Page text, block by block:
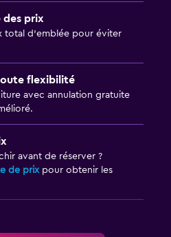
des prix
total d’emblée pour éviter
flexibilité
avec annulation gratuite
avant de réserver ?
de prixpour obtenir les